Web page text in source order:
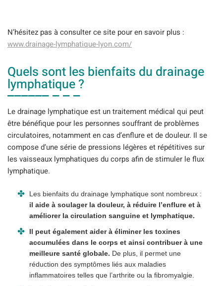
N’hésitez pas à consulter ce site pour en savoir plus :
www.drainage-lymphatique-lyon.com/
Quels sont les bienfaits du drainage
lymphatique ?
Le drainage lymphatique est un traitement médical qui peut
être bénéfique pour les personnes souffrant de problèmes
circulatoires, notamment en cas d’enflure et de douleur. Il se
compose d’une série de pressions légères et répétitives sur
les vaisseaux lymphatiques du corps afin de stimuler le flux
lymphatique.
Les bienfaits du drainage lymphatique sont nombreux :
il aide à soulager la douleur, à réduire l’enflure et à
améliorer la circulation sanguine et lymphatique.
Il peut également aider à éliminer les toxines
accumulées dans le corps et ainsi contribuer à une
meilleure santé globale. De plus, il permet une
réduction des symptômes liés aux maladies
inflammatoires telles que l’arthrite ou la fibromyalgie.